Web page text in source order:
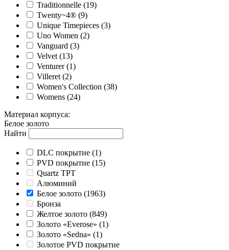
Traditionnelle (19)
Twenty~4® (9)
Unique Timepieces (3)
Uno Women (2)
Vanguard (3)
Velvet (13)
Venturer (1)
Villeret (2)
Women's Collection (38)
Womens (24)
Материал корпуса:
Белое золото
Найти
DLC покрытие (1)
PVD покрытие (15)
Quartz TPT
Алюминий
Белое золото (1963)
Бронза
Желтое золото (849)
Золото «Everose» (1)
Золото «Sedna» (1)
Золотое PVD покрытие